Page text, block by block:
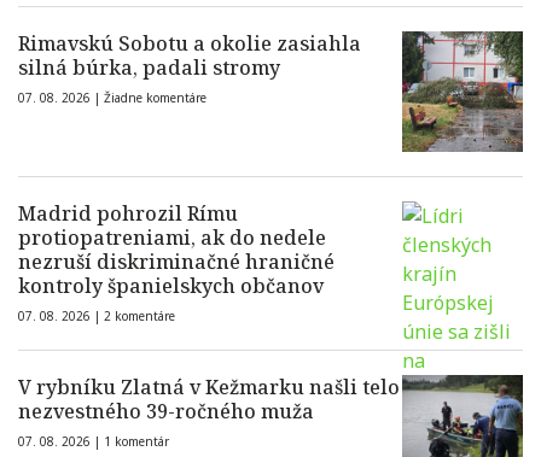
Rimavskú Sobotu a okolie zasiahla
silná búrka, padali stromy
07. 08. 2026 | Žiadne komentáre
Madrid pohrozil Rímu
protiopatreniami, ak do nedele
nezruší diskriminačné hraničné
kontroly španielskych občanov
07. 08. 2026 | 2 komentáre
V rybníku Zlatná v Kežmarku našli telo
nezvestného 39-ročného muža
07. 08. 2026 | 1 komentár